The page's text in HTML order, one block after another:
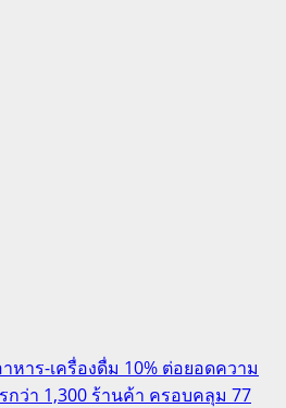
าร-เครื่องดื่ม 10% ต่อยอดความ
กว่า 1,300 ร้านค้า ครอบคลุม 77